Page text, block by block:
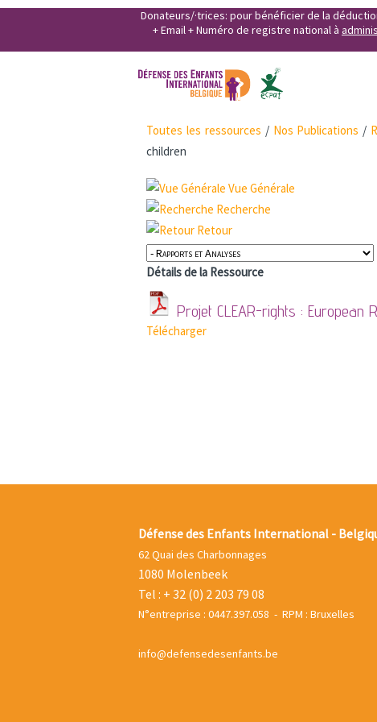
Donateurs/·trices: pour bénéficier de la
+ Email + Numéro de registre national à
Toutes les ressources / Nos Publications /
children
Vue Générale
Recherche
Retour
Détails de la Ressource
Projet CLEAR-rights :
Télécharger
Défense des Enfants International -
62 Quai des Charbonnages
1080 Molenbeek
Tel : + 32 (0) 2 203 79 08
N°entreprise : 0447.397.058 - RPM : Bruxelles
info@defensedesenfants.be